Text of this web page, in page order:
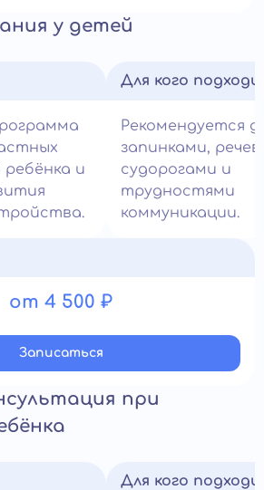
у детей
и
Для кого
Рекомендуется
запинками,
судорогами и
трудностями
коммуникации.
от 4 500 ₽
Записатьcя
при
Для кого